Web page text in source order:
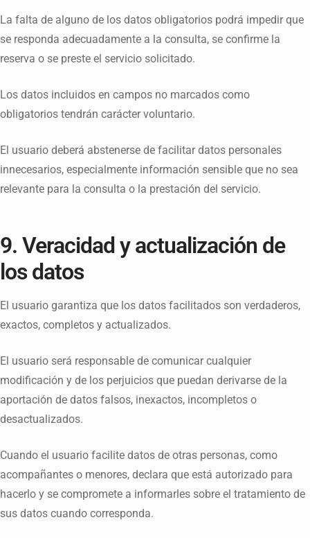
La falta de alguno de los datos obligatorios podrá impedir que
se responda adecuadamente a la consulta, se confirme la
reserva o se preste el servicio solicitado.
Los datos incluidos en campos no marcados como
obligatorios tendrán carácter voluntario.
El usuario deberá abstenerse de facilitar datos personales
innecesarios, especialmente información sensible que no sea
relevante para la consulta o la prestación del servicio.
9. Veracidad y actualización de
los datos
El usuario garantiza que los datos facilitados son verdaderos,
exactos, completos y actualizados.
El usuario será responsable de comunicar cualquier
modificación y de los perjuicios que puedan derivarse de la
aportación de datos falsos, inexactos, incompletos o
desactualizados.
Cuando el usuario facilite datos de otras personas, como
acompañantes o menores, declara que está autorizado para
hacerlo y se compromete a informarles sobre el tratamiento de
sus datos cuando corresponda.